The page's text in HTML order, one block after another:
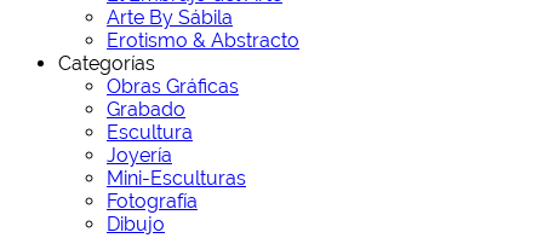
Arte By Sábila
Erotismo & Abstracto
Categorías
Obras Gráficas
Grabado
Escultura
Joyería
Mini-Esculturas
Fotografía
Dibujo